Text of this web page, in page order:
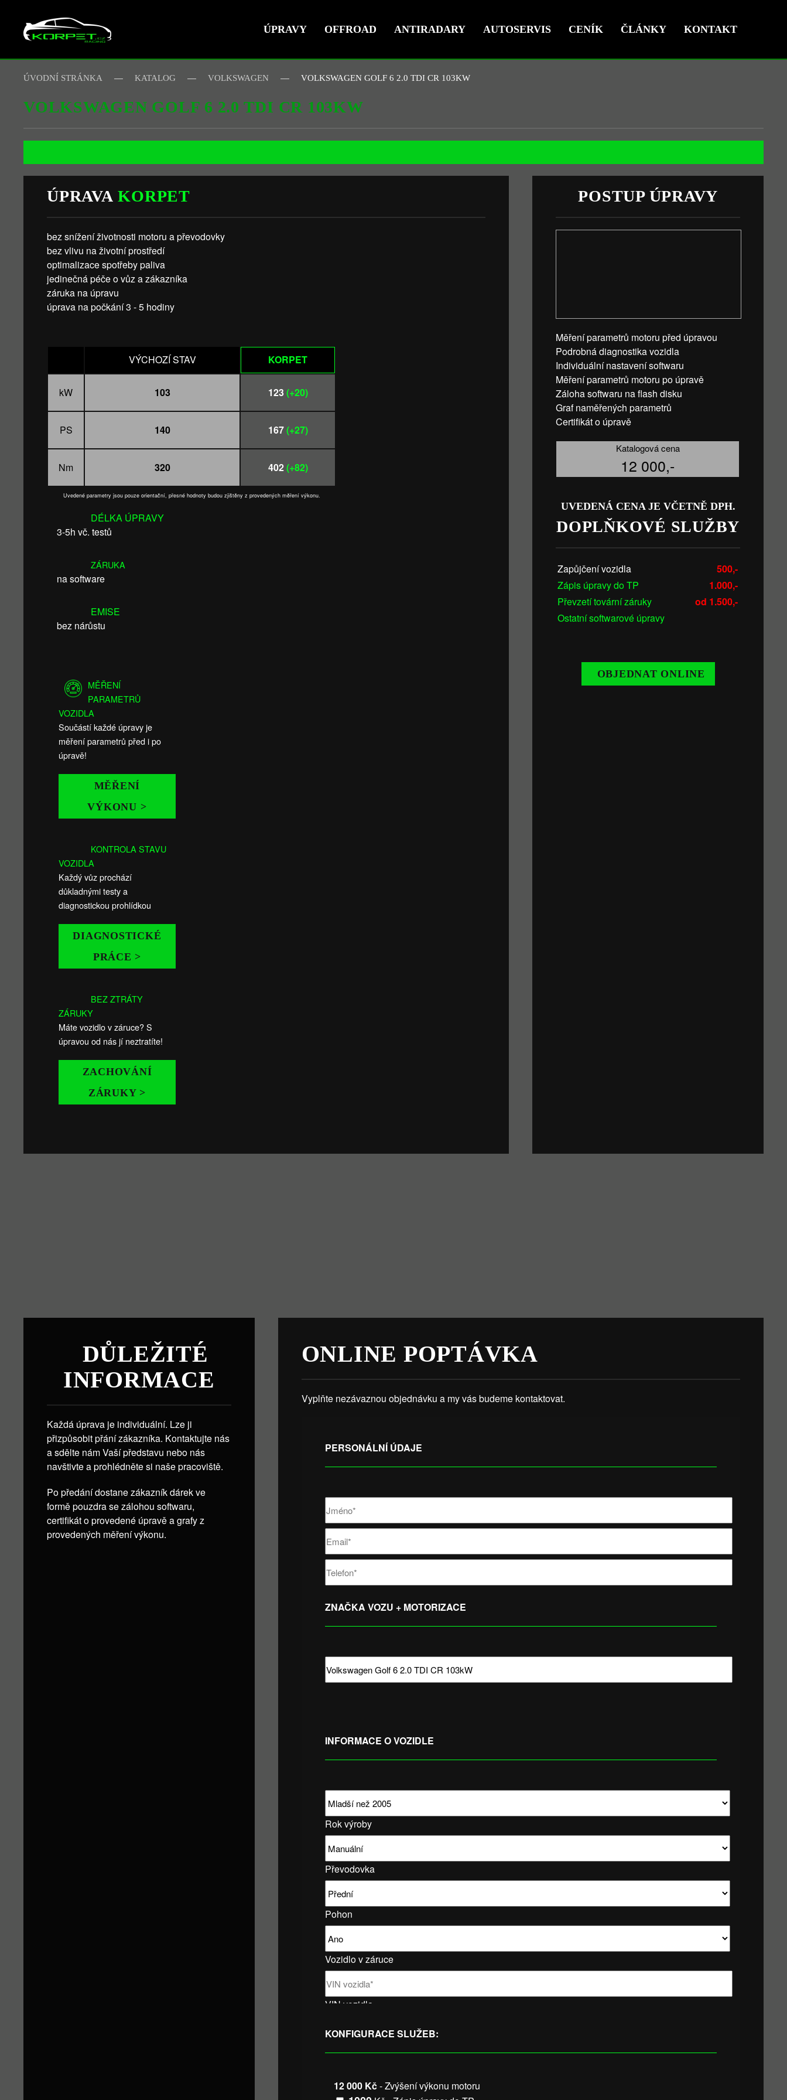
Skip to main content ÚPRAVY OFFROAD ANTIRADARY AUTOSERVIS CENÍK ČLÁNKY KONTAKT
ÚVODNÍ STRÁNKA KATALOG VOLKSWAGEN VOLKSWAGEN GOLF 6 2.0 TDI CR 103KW
VOLKSWAGEN GOLF 6 2.0 TDI CR 103KW
ÚPRAVAKORPET
bez snížení životnosti motoru a převodovky
bez vlivu na životní prostředí
optimalizace spotřeby paliva
jedinečná péče o vůz a zákazníka
záruka na úpravu
úprava na počkání 3 - 5 hodiny
VÝCHOZÍ STAV KORPET
kW 103 123(+20)
PS 140 167(+27)
Nm 320 402(+82)
Uvedené parametry jsou pouze orientační, přesné hodnoty budou zjištěny z provedených měření výkonu.
DÉLKA ÚPRAVY
3-5h vč. testů
ZÁRUKA
na software
EMISE
bez nárůstu
MĚŘENÍ
PARAMETRŮ
VOZIDLA
Součástí každé úpravy je
měření parametrů před i po
úpravě!
MĚŘENÍ
VÝKONU >
KONTROLA STAVU
VOZIDLA
Každý vůz prochází
důkladnými testy a
diagnostickou prohlídkou
DIAGNOSTICKÉ
PRÁCE >
BEZ ZTRÁTY
ZÁRUKY
Máte vozidlo v záruce? S
úpravou od nás jí neztratíte!
ZACHOVÁNÍ
ZÁRUKY >
POSTUP ÚPRAVY
Měření parametrů motoru před úpravou
Podrobná diagnostika vozidla
Individuální nastavení softwaru
Měření parametrů motoru po úpravě
Záloha softwaru na flash disku
Graf naměřených parametrů
Certifikát o úpravě
Katalogová cena
12 000,-
UVEDENÁ CENA JE VČETNĚ DPH.
DOPLŇKOVÉ SLUŽBY
Zapůjčení vozidla
500,-
Zápis úpravy do TP
1.000,-
Převzetí tovární záruky
od 1.500,-
Ostatní softwarové úpravy
OBJEDNAT ONLINE
DŮLEŽITÉ
INFORMACE
Každá úprava je individuální. Lze ji
přizpůsobit přání zákazníka. Kontaktujte nás
a sdělte nám Vaší představu nebo nás
navštivte a prohlédněte si naše pracoviště.
Po předání dostane zákazník dárek ve
formě pouzdra se zálohou softwaru,
certifikát o provedené úpravě a grafy z
provedených měření výkonu.
ONLINE POPTÁVKA
Vyplňte nezávaznou objednávku a my vás budeme kontaktovat.
PERSONÁLNÍ ÚDAJE
ZNAČKA VOZU + MOTORIZACE
INFORMACE O VOZIDLE
Rok výroby
Převodovka
Pohon
Vozidlo v záruce
VIN vozidla
KONFIGURACE SLUŽEB:
12 000 Kč- Zvýšení výkonu motoru